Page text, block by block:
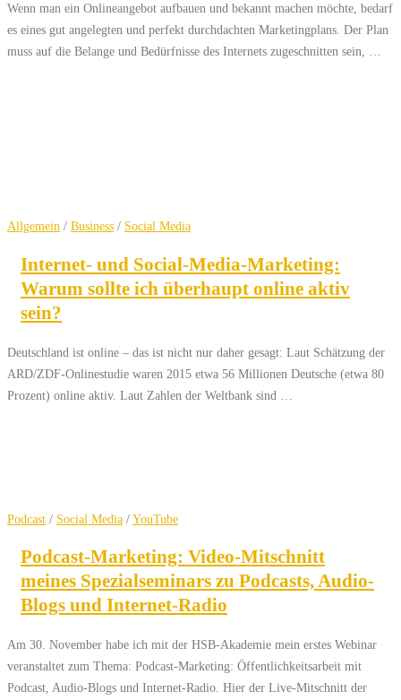
Wenn man ein Onlineangebot aufbauen und bekannt machen möchte, bedarf
es eines gut angelegten und perfekt durchdachten Marketingplans. Der Plan
muss auf die Belange und Bedürfnisse des Internets zugeschnitten sein, …
Allgemein / Business / Social Media
Internet- und Social-Media-Marketing:
Warum sollte ich überhaupt online aktiv
sein?
Deutschland ist online – das ist nicht nur daher gesagt: Laut Schätzung der
ARD/ZDF-Onlinestudie waren 2015 etwa 56 Millionen Deutsche (etwa 80
Prozent) online aktiv. Laut Zahlen der Weltbank sind …
Podcast / Social Media /YouTube
Podcast-Marketing: Video-Mitschnitt
meines Spezialseminars zu Podcasts, Audio-
Blogs und Internet-Radio
Am 30. November habe ich mit der HSB-Akademie mein erstes Webinar
veranstaltet zum Thema: Podcast-Marketing: Öffentlichkeitsarbeit mit
Podcast, Audio-Blogs und Internet-Radio. Hier der Live-Mitschnitt der